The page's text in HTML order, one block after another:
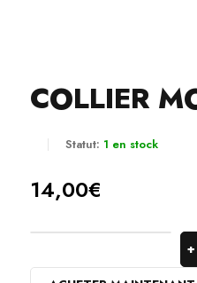
COLLIER
Statut: 1 en stock
14,00€